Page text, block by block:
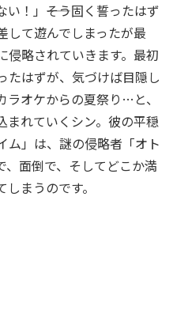
！」――そう固く誓ったはず
して遊んでしまったが最
侵略されていきます。最初
たはずが、気づけば目隠し
ラオケからの夏祭り…と、
まれていくシン。彼の平穏
ム」は、謎の侵略者「オト
、面倒で、そしてどこか満
まうのです。